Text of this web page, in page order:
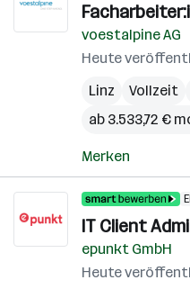
voestalpine AG
Heute
Linz
Vollzeit
ab 3.533,72 €
Merken
IT Client
epunkt GmbH
Heute